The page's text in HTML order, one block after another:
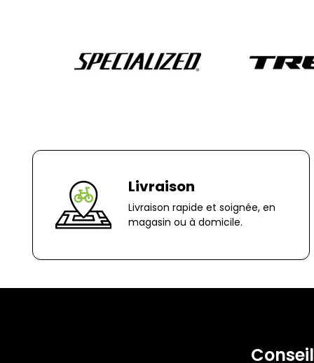
Livraison
Livraison rapide et soignée, en
magasin ou à domicile.